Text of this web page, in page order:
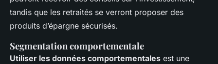
tandis que les retraités se verront proposer des
produits d’épargne sécurisés.
Segmentation comportementale
Utiliser les données comportementales est une